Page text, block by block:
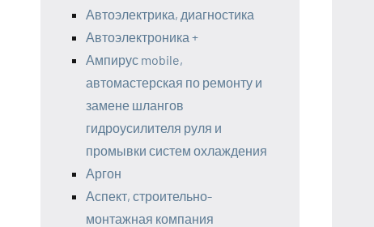
Автоэлектрика, диагностика
Автоэлектроника +
Ампирус mobile,
автомастерская по ремонту и
замене шлангов
гидроусилителя руля и
промывки систем охлаждения
Аргон
Аспект, строительно-
монтажная компания